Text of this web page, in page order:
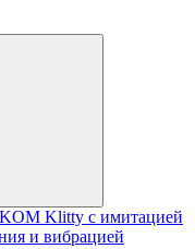
Klitty с имитацией
и вибрацией